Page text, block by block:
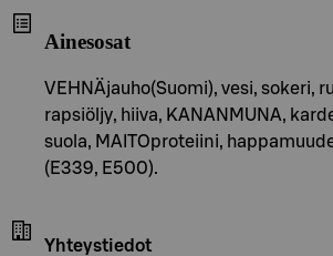
Ainesosat
VEHNÄjauho(Suomi), vesi, sokeri,
rapsiöljy, hiiva, KANANMUNA,
suola, MAITOproteiini,
(E339, E500).
Yhteystiedot